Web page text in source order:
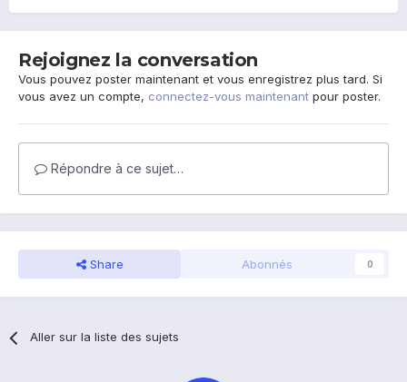
Rejoignez la conversation
Vous pouvez poster maintenant et vous enregistrez plus tard. Si
vous avez un compte, connectez-vous maintenant pour poster.
Répondre à ce sujet…
Share Abonnés 0
Aller sur la liste des sujets